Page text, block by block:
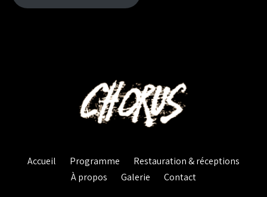
Accueil Programme
Restauration & réceptions
À propos
Galerie Contact